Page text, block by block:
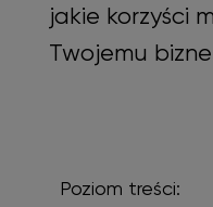
jakie korzyści
Twojemu
Poziom treści: